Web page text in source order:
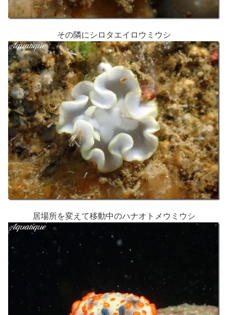
その隣にシロタエイロウミウシ
居場所を変えて移動中のハナオトメウミウシ